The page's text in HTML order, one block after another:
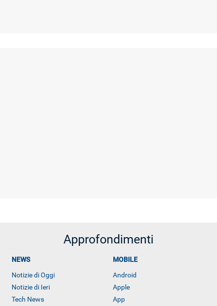
Approfondimenti
NEWS
Notizie di Oggi
Notizie di Ieri
Tech News
MOBILE
Android
Apple
App